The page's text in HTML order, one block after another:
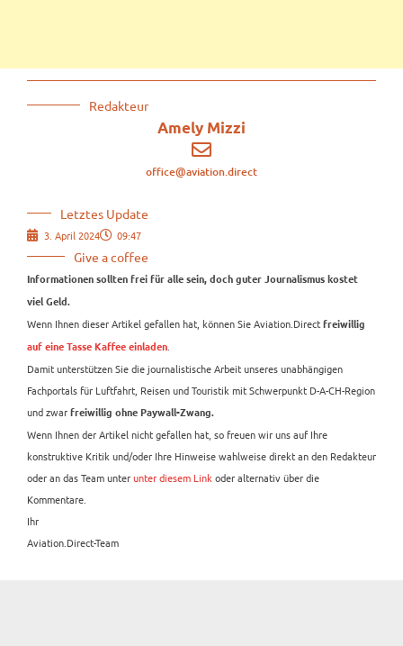
Redakteur
Amely Mizzi
office@aviation.direct
Letztes Update
3. April 2024 09:47
Give a coffee
Informationen sollten frei für alle sein, doch guter Journalismus kostet
viel Geld.
Wenn Ihnen dieser Artikel gefallen hat, können Sie Aviation.Direct freiwillig
auf eine Tasse Kaffee einladen
Damit unterstützen Sie die journalistische Arbeit unseres unabhängigen
Fachportals für Luftfahrt, Reisen und Touristik mit Schwerpunkt D-A-CH-Region
und zwar freiwillig ohne Paywall-Zwang.
Wenn Ihnen der Artikel nicht gefallen hat, so freuen wir uns auf Ihre
konstruktive Kritik und/oder Ihre Hinweise wahlweise direkt an den Redakteur
oder an das Team unterunter diesem Link oder alternativ über die
Kommentare.
Ihr
Aviation.Direct-Team